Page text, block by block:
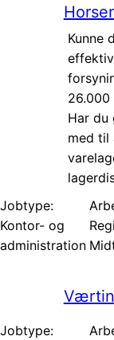
Kunne
Har du
med til
Jobtype:
Kontor- og
administration
Jobtype: